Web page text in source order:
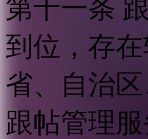
第十一条
到位，存
省、自治
跟帖管理